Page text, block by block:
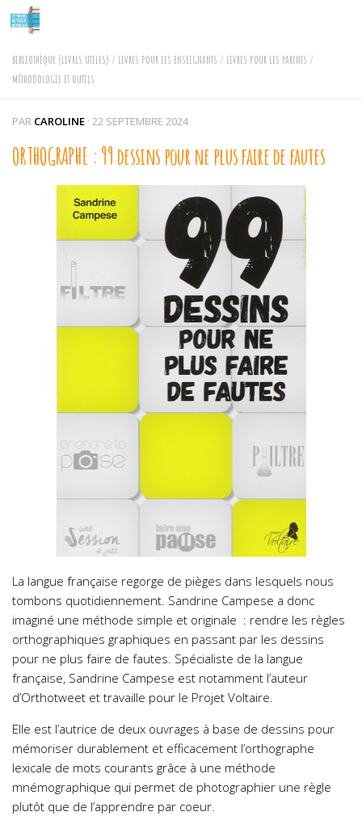
Skip to content
BIBLIOTHÈQUE (LIVRES UTILES) / LIVRES POUR LES ENSEIGNANTS / LIVRES POUR LES PARENTS /
MÉTHODOLOGIE ET OUTILS
PAR CAROLINE · 22 SEPTEMBRE 2024
ORTHOGRAPHE : 99 dessins pour ne plus faire de fautes
La langue française regorge de pièges dans lesquels nous
tombons quotidiennement. Sandrine Campese a donc
imaginé une méthode simple et originale : rendre les règles
orthographiques graphiques en passant par les dessins
pour ne plus faire de fautes. Spécialiste de la langue
française, Sandrine Campese est notamment l’auteur
d’Orthotweet et travaille pour le Projet Voltaire.
Elle est l’autrice de deux ouvrages à base de dessins pour
mémoriser durablement et efficacement l’orthographe
lexicale de mots courants grâce à une méthode
mnémographique qui permet de photographier une règle
plutôt que de l’apprendre par coeur.